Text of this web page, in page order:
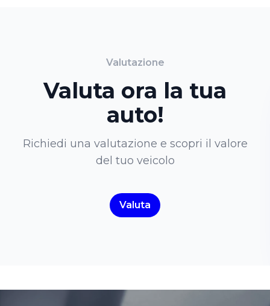
Valutazione
Valuta ora la tua
auto!
Richiedi una valutazione e scopri il valore
del tuo veicolo
Valuta